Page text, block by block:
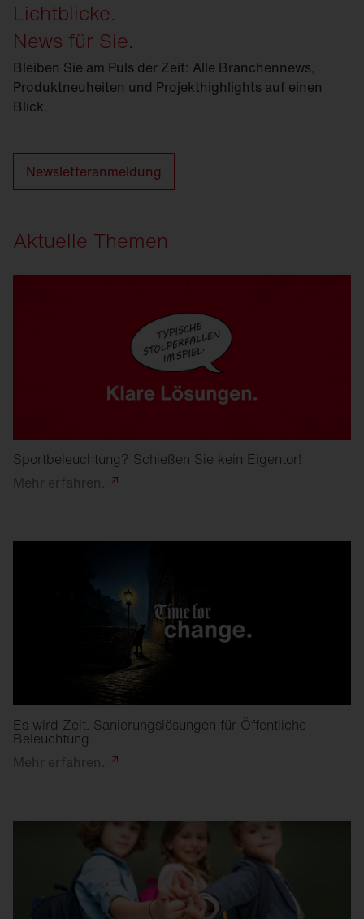
Lichtblicke.
News für Sie.
Bleiben Sie am Puls der Zeit: Alle Branchennews,
Produktneuheiten und Projekthighlights auf einen
Blick.
Newsletteranmeldung
Aktuelle Themen
Sportbeleuchtung? Schießen Sie kein Eigentor!
Mehr erfahren.
Es wird Zeit. Sanierungslösungen für Öffentliche
Beleuchtung.
Mehr erfahren.